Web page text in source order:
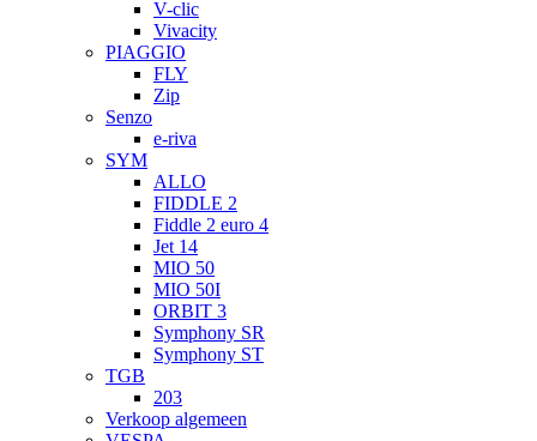
V-clic
Vivacity
PIAGGIO
FLY
Zip
Senzo
e-riva
SYM
ALLO
FIDDLE 2
Fiddle 2 euro 4
Jet 14
MIO 50
MIO 50I
ORBIT 3
Symphony SR
Symphony ST
TGB
203
Verkoop algemeen